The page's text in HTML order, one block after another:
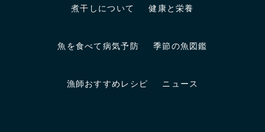
煮干しについて 健康と栄養
魚を食べて病気予防 季節の魚図鑑
漁師おすすめレシピ ニュース